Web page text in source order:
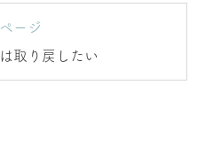
ージ
取り戻したい